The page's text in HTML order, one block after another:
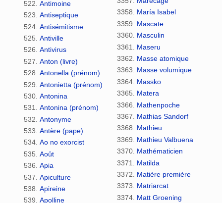
Antimoine
Antiseptique
Antisémitisme
Antiville
Antivirus
Anton (livre)
Antonella (prénom)
Antonietta (prénom)
Antonina
Antonina (prénom)
Antonyme
Antère (pape)
Ao no exorcist
Août
Apia
Apiculture
Apireine
Apolline
María Isabel
Mascate
Masculin
Maseru
Masse atomique
Masse volumique
Massko
Matera
Mathenpoche
Mathias Sandorf
Mathieu
Mathieu Valbuena
Mathématicien
Matilda
Matière première
Matriarcat
Matt Groening